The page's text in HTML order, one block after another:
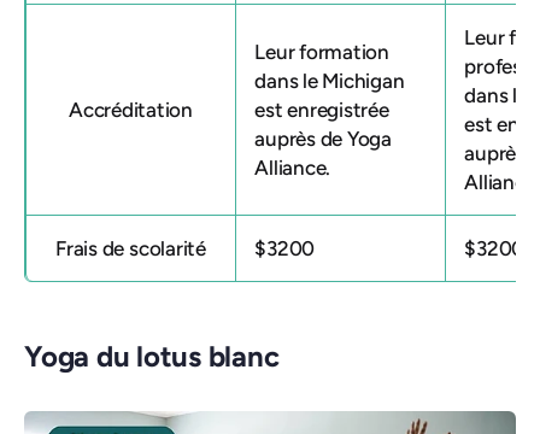
Accréditation
Leurformation
dans le Michigan
est enregistrée
auprès de Yoga
Alliance.
Leur
dans le
est
auprès
Alliance.
Frais de scolarité $3200 $3200
Yoga du lotus blanc